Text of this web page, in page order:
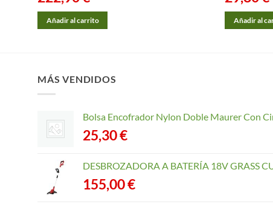
Añadir al carrito Añadir al
MÁS VENDIDOS
Bolsa Encofrador Nylon Doble Maurer Con
25,30€
DESBROZADORA A BATERÍA 18V GRASS
155,00€